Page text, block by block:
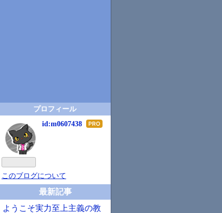
プロフィール
id:m0607438 はて
このブログについて
最新記事
ようこそ実力至上主義の教